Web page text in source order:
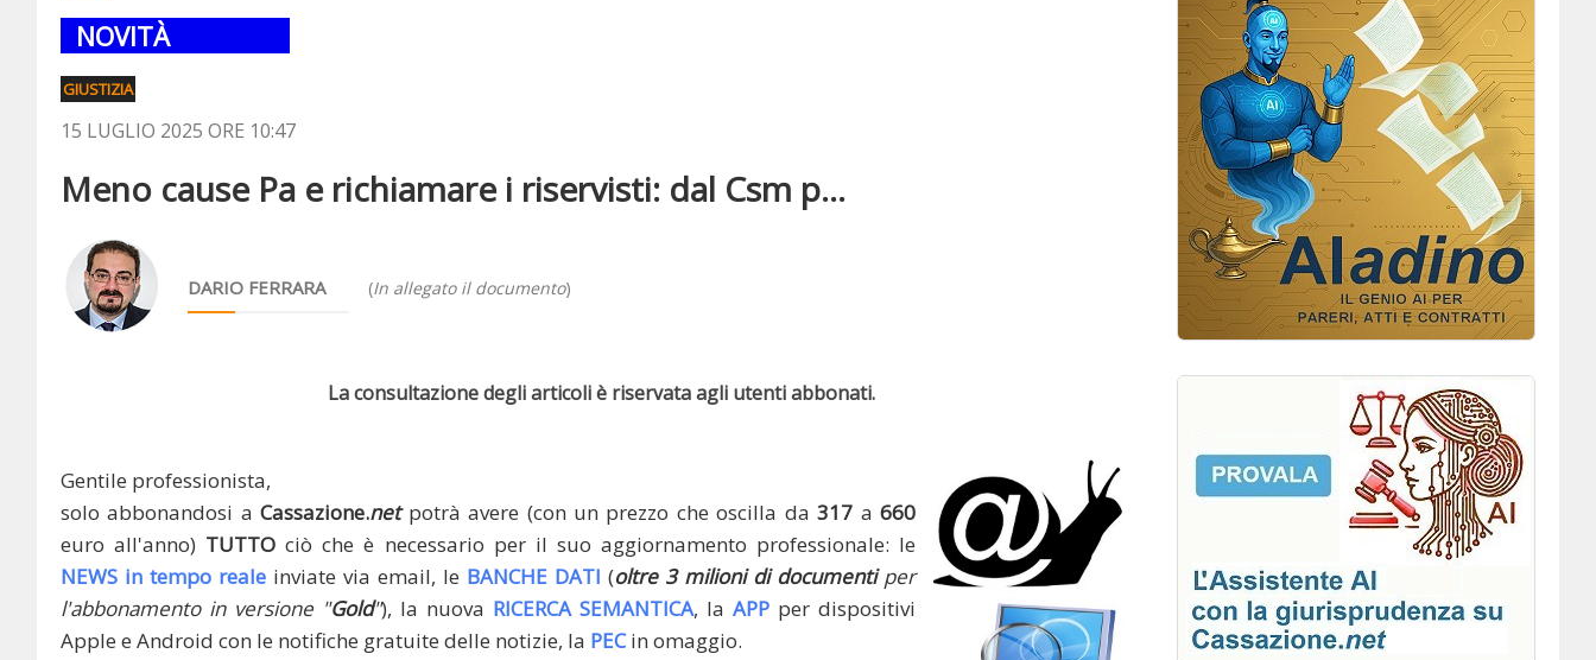
NOVITÀ
GIUSTIZIA
15 LUGLIO 2025 ORE 10:47
Meno cause Pa e richiamare i riservisti: dal Csm p...
DARIO FERRARA (In allegato il documento)
La consultazione degli articoli è riservata agli utenti abbonati.
Gentile professionista,
solo abbonandosi aCassazione.netpotrà avere (con un prezzo che oscilla da317 a660
euro all'anno) TUTTO ciò che è necessario per il suo aggiornamento professionale: le
NEWS in tempo reale inviate via email, le BANCHE DATI (oltre 3 milioni di documentiper
l'abbonamento in versione "Gold"), la nuova RICERCA SEMANTICA, la APP per dispositivi
Apple e Android con le notifiche gratuite delle notizie, la PECin omaggio.